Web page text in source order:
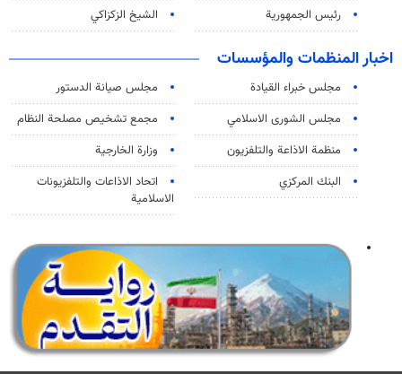
رئيس الجمهورية
الشيخ الزكزاكي
اخبار المنظمات والمؤسسات
مجلس خبراء القيادة
مجلس صيانة الدستور
مجلس الشورى الاسلامي
مجمع تشخيص مصلحة النظام
منظمة الاذاعة والتلفزیون
وزارة الخارجية
البنك المركزي
اتحاد الاذاعات والتلفزيونات
الاسلامية